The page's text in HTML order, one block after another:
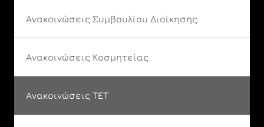
Ανακοινώσεις Συμβουλίου Διοίκησης
Ανακοινώσεις Κοσμητείας
Ανακοινώσεις ΤΕΤ